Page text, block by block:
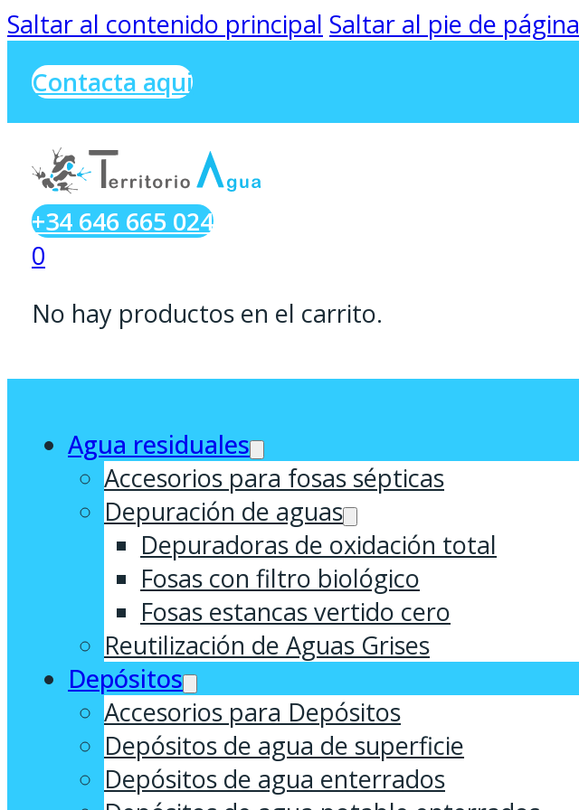
Saltar al contenido principal Saltar al pie de página
Contacta aqui
+34 646 665 024
0
No hay productos en el carrito.
Agua residuales
Accesorios para fosas sépticas
Depuración de aguas
Depuradoras de oxidación total
Fosas con filtro biológico
Fosas estancas vertido cero
Reutilización de Aguas Grises
Depósitos
Accesorios para Depósitos
Depósitos de agua de superficie
Depósitos de agua enterrados